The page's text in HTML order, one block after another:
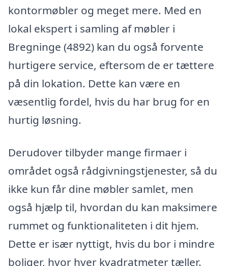
kontormøbler og meget mere. Med en
lokal ekspert i samling af møbler i
Bregninge (4892) kan du også forvente
hurtigere service, eftersom de er tættere
på din lokation. Dette kan være en
væsentlig fordel, hvis du har brug for en
hurtig løsning.
Derudover tilbyder mange firmaer i
området også rådgivningstjenester, så du
ikke kun får dine møbler samlet, men
også hjælp til, hvordan du kan maksimere
rummet og funktionaliteten i dit hjem.
Dette er især nyttigt, hvis du bor i mindre
boliger, hvor hver kvadratmeter tæller.